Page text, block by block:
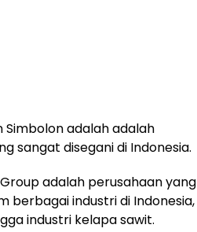
Simbolon adalah adalah
sangat disegani di Indonesia.
adalah perusahaan yang
berbagai industri di Indonesia,
industri kelapa sawit.